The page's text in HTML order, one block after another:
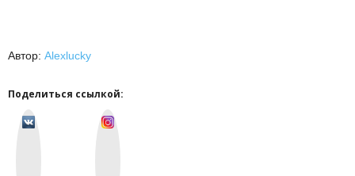
Автор: Alexlucky
Поделиться ссылкой: